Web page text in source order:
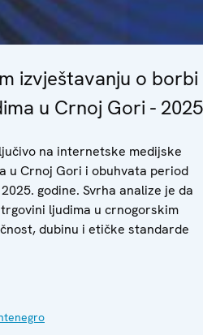
izvještavanju o borbi
u Crnoj Gori - 2025
na internetske medijske
u Crnoj Gori i obuhvata period
godine. Svrha analize je da
ljudima u crnogorskim
dubinu i etičke standarde